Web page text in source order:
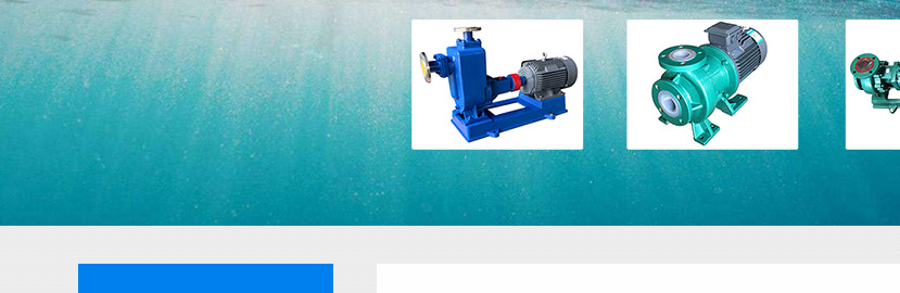
砂浆泵
隔膜泵